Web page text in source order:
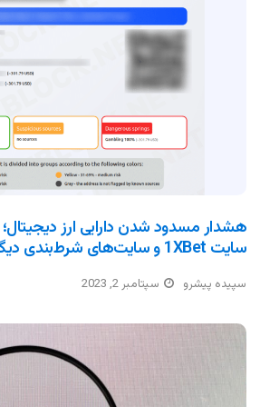
هشدار مسدود شدن دارایی ارز دیجیتال؛
سایت 1XBet و سایت‌های شرط‌بندی دیگر
سپیده پیشرو سپتامبر 2, 2023